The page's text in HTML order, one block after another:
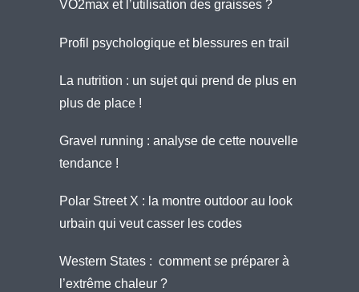
VO2max et l’utilisation des graisses ?
Profil psychologique et blessures en trail
La nutrition : un sujet qui prend de plus en
plus de place !
Gravel running : analyse de cette nouvelle
tendance !
Polar Street X : la montre outdoor au look
urbain qui veut casser les codes
Western States : comment se préparer à
l’extrême chaleur ?